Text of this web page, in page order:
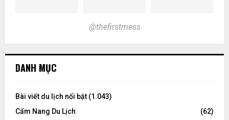
@thefirstmess
DANH MỤC
Bài viết du lịch nổi bật (1.043)
Cẩm Nang Du Lịch
(62)